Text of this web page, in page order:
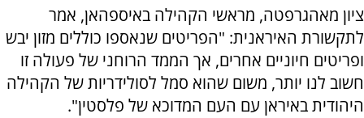
ציון מאהגרפטה, מראשי הקהילה באיספהאן, אמר
לתקשורת האיראנית: "הפריטים שנאספו כוללים מזון יבש
ופריטים חיוניים אחרים, אך הממד הרוחני של פעולה זו
חשוב לנו יותר, משום שהוא סמל לסולידריות של הקהילה
היהודית באיראן עם העם המדוכא של פלסטין".